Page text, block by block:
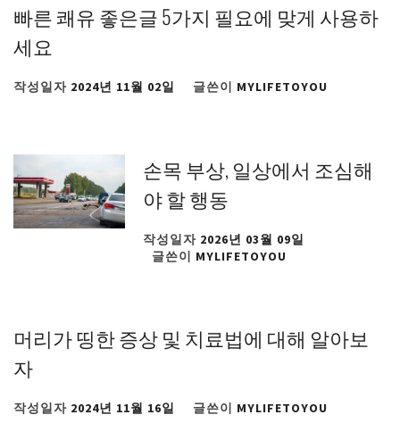
빠른 쾌유 좋은글 5가지 필요에 맞게 사용하
세요
작성일자 2024년 11월 02일 글쓴이 MYLIFETOYOU
손목 부상, 일상에서 조심해
야 할 행동
작성일자 2026년 03월 09일
글쓴이 MYLIFETOYOU
머리가 띵한 증상 및 치료법에 대해 알아보
자
작성일자 2024년 11월 16일 글쓴이 MYLIFETOYOU